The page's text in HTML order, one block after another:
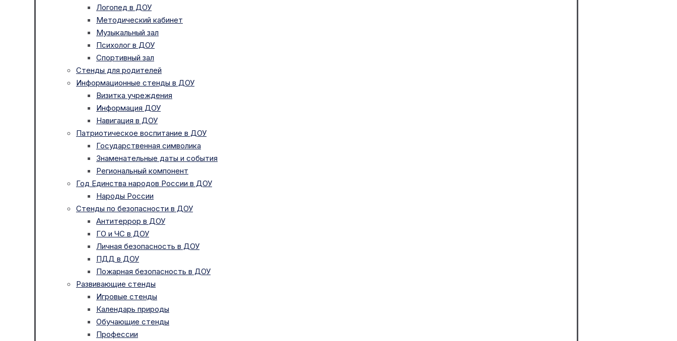
Логопед в ДОУ
Методический кабинет
Музыкальный зал
Психолог в ДОУ
Спортивный зал
Стенды для родителей
Информационные стенды в ДОУ
Визитка учреждения
Информация ДОУ
Навигация в ДОУ
Патриотическое воспитание в ДОУ
Государственная символика
Знаменательные даты и события
Региональный компонент
Год Единства народов России в ДОУ
Народы России
Стенды по безопасности в ДОУ
Антитеррор в ДОУ
ГО и ЧС в ДОУ
Личная безопасность в ДОУ
ПДД в ДОУ
Пожарная безопасность в ДОУ
Развивающие стенды
Игровые стенды
Календарь природы
Обучающие стенды
Профессии